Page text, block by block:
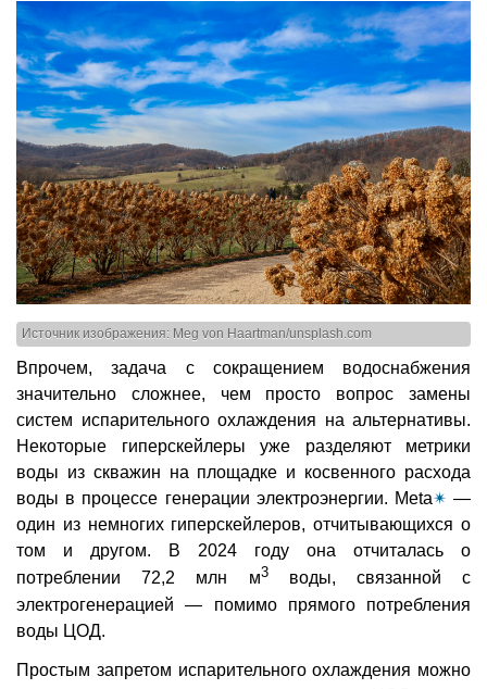
Источник изображения: Meg von Haartman/unsplash.com
Впрочем, задача с сокращением водоснабжения
значительно сложнее, чем просто вопрос замены
систем испарительного охлаждения на альтернативы.
Некоторые гиперскейлеры уже разделяют метрики
воды из скважин на площадке и косвенного расхода
воды в процессе генерации электроэнергии. Meta✴ —
один из немногих гиперскейлеров, отчитывающихся о
том и другом. В 2024 году она отчиталась о
потреблении 72,2 млн м3воды, связанной с
электрогенерацией — помимо прямого потребления
воды ЦОД.
Простым запретом испарительного охлаждения можно